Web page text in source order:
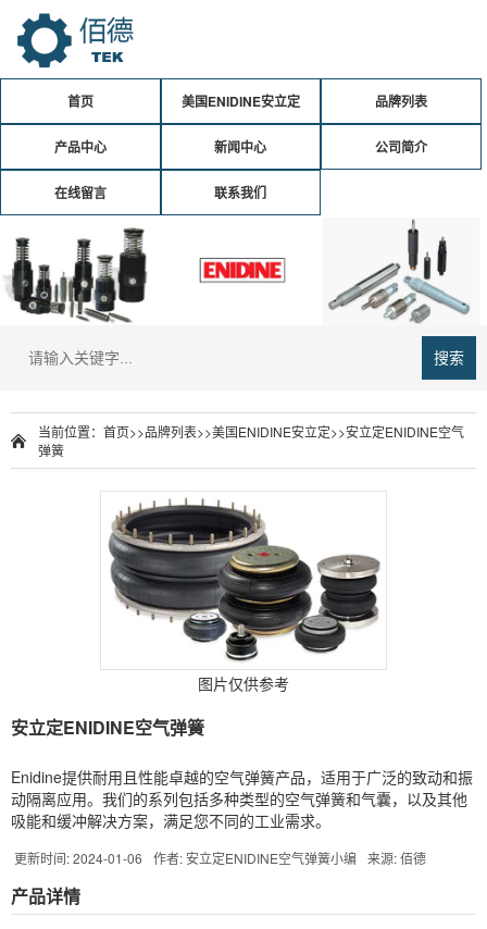
首页 美国ENIDINE安立定 品牌列表
产品中心 新闻中心 公司简介
在线留言 联系我们
搜索
当前位置： 首页>>品牌列表>>美国ENIDINE安立定>>安立定ENIDINE空气
弹簧
图片仅供参考
安立定ENIDINE空气弹簧
Enidine提供耐用且性能卓越的空气弹簧产品，适用于广泛的致动和振
动隔离应用。我们的系列包括多种类型的空气弹簧和气囊，以及其他
吸能和缓冲解决方案，满足您不同的工业需求。
更新时间: 2024-01-06 作者: 安立定ENIDINE空气弹簧小编 来源: 佰德
产品详情